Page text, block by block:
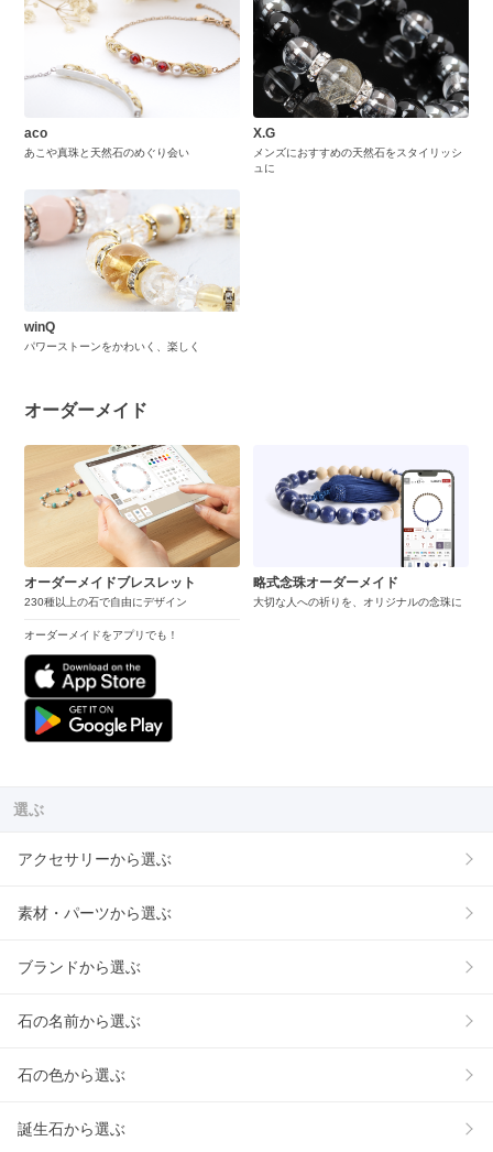
aco
あこや真珠と天然石のめぐり会い
X.G
メンズにおすすめの天然石をスタイリッシ
ュに
winQ
パワーストーンをかわいく、楽しく
オーダーメイド
オーダーメイドブレスレット
230種以上の石で自由にデザイン
オーダーメイドをアプリでも！
略式念珠オーダーメイド
大切な人への祈りを、オリジナルの念珠に
選ぶ
アクセサリーから選ぶ
素材・パーツから選ぶ
ブランドから選ぶ
石の名前から選ぶ
石の色から選ぶ
誕生石から選ぶ